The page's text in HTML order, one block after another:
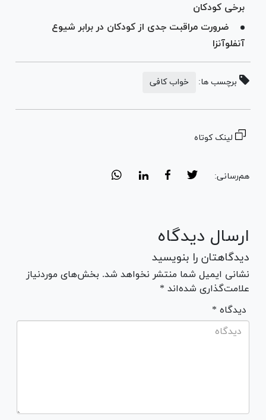
برخی کودکان
ضرورت مراقبت جدی از کودکان در برابر شیوع
آنفلوآنزا
برچسب ها: خواب کافی
لینک کوتاه
هم‌رسانی:
ارسال دیدگاه
دیدگاهتان را بنویسید
نشانی ایمیل شما منتشر نخواهد شد. بخش‌های موردنیاز
علامت‌گذاری شده‌اند *
* دیدگاه